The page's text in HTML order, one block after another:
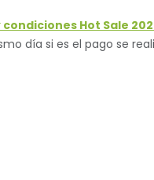
Hot Sale
día si es el pago se